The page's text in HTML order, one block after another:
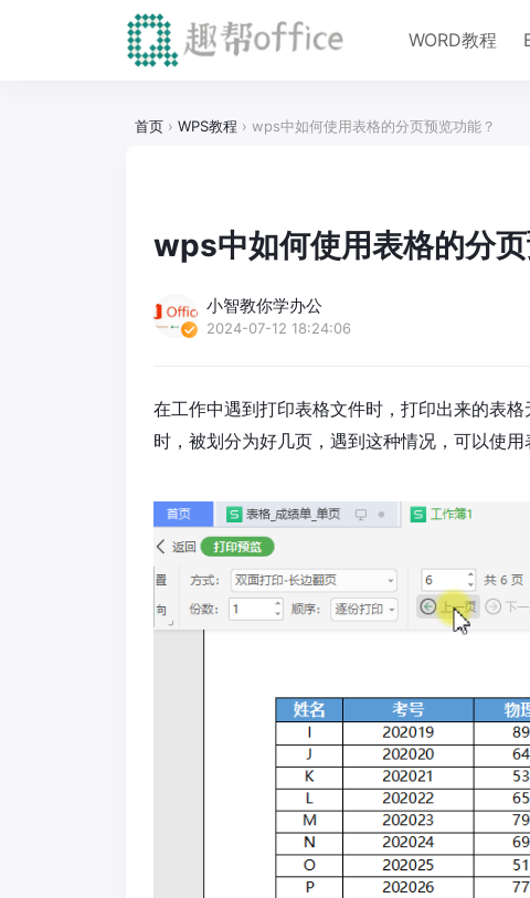
WORD教程
首页 › WPS教程 › wps中如何使用表格的分页预览功能？
wps中如何使用表格的分页
小智教你学办公
2024-07-12 18:24:06
在工作中遇到打印表格文件时，打印出来的表
时，被划分为好几页，遇到这种情况，可以使